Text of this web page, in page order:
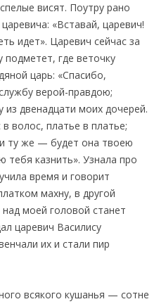
висят. Поутру рано
«Вставай, царевич!
идет». Царевич сейчас за
подметет, где веточку
царь: «Спасибо,
верой-правдою;
из двенадцати моих дочерей.
волос, платье в платье;
ту же — будет она твоею
казнить». Узнала про
время и говорит
махну, в другой
моей головой станет
царевич Василису
их и стали пир
всякого кушанья — сотне